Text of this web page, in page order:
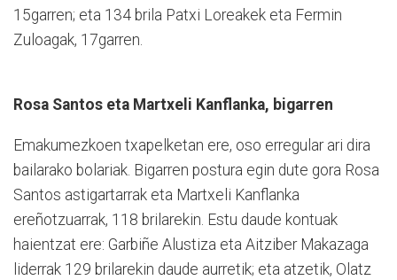
15garren; eta 134 brila Patxi Loreakek eta Fermin
Zuloagak, 17garren.
Rosa Santos eta Martxeli Kanflanka, bigarren
Emakumezkoen txapelketan ere, oso erregular ari dira
bailarako bolariak. Bigarren postura egin dute gora Rosa
Santos astigartarrak eta Martxeli Kanflanka
ereñotzuarrak, 118 brilarekin. Estu daude kontuak
haientzat ere: Garbiñe Alustiza eta Aitziber Makazaga
liderrak 129 brilarekin daude aurretik; eta atzetik, Olatz